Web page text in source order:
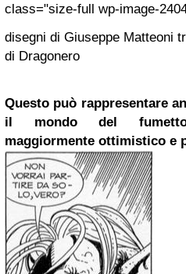
class="size-full wp-image-
disegni di Giuseppe Matteoni
di Dragonero
Questo può rappresentare
il mondo del
maggiormente ottimistico e